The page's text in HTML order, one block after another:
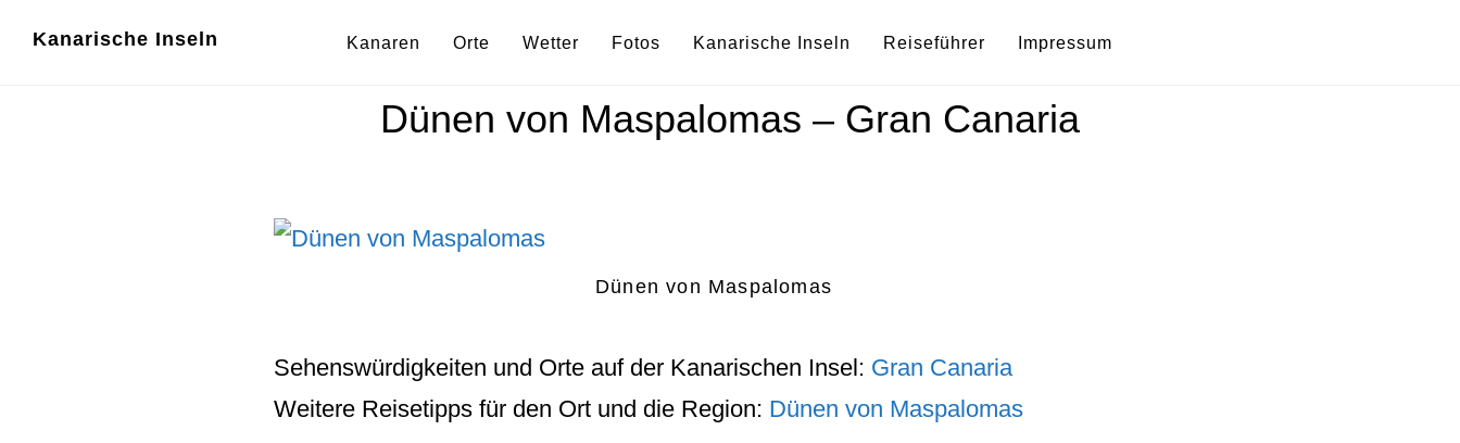
Kanarische Inseln Kanaren Orte Wetter Fotos Kanarische Inseln Reiseführer Impressum
Dünen von Maspalomas – Gran Canaria
Dünen von Maspalomas
Sehenswürdigkeiten und Orte auf der Kanarischen Insel: Gran Canaria
Weitere Reisetipps für den Ort und die Region: Dünen von Maspalomas